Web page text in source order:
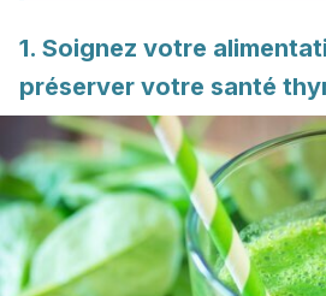
1. Soignez votre
préserver votre santé